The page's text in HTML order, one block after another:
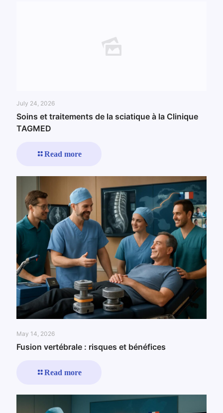
July 24, 2026
Soins et traitements de la sciatique à la Clinique
TAGMED
Read more
May 14, 2026
Fusion vertébrale : risques et bénéfices
Read more